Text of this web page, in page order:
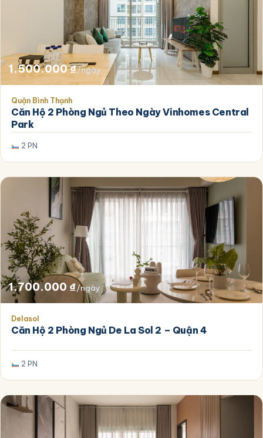
1.500.000₫/ngày
Quận Bình Thạnh
Căn Hộ 2 Phòng Ngủ Theo Ngày Vinhomes Central
Park
2 PN
1.700.000 ₫/ngày
Delasol
Căn Hộ 2 Phòng Ngủ De La Sol 2 – Quận 4
2 PN